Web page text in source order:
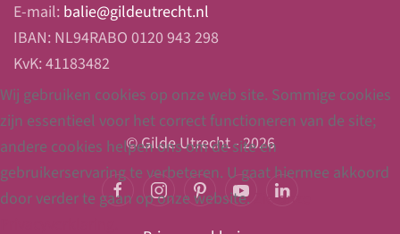
E-mail: balie@gildeutrecht.nl
IBAN: NL94RABO 0120 943 298
KvK: 41183482
© Gilde Utrecht - 2026
Wij gebruiken cookies op onze web site. Sommige cookies
zijn essentieel voor het correct functioneren van de site;
andere cookies helpen ons om de site en
gebruikerservaring te verbeteren. U gaat hiermee akkoord
door verder te gaan op onze website.
Zie onze